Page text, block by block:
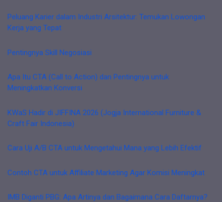
Peluang Karier dalam Industri Arsitektur: Temukan Lowongan
Kerja yang Tepat
Pentingnya Skill Negosiasi
Apa Itu CTA (Call to Action) dan Pentingnya untuk
Meningkatkan Konversi
KWaS Hadir di JIFFINA 2026 (Jogja International Furniture &
Craft Fair Indonesia)
Cara Uji A/B CTA untuk Mengetahui Mana yang Lebih Efektif
Contoh CTA untuk Affiliate Marketing Agar Komisi Meningkat
IMB Diganti PBG: Apa Artinya dan Bagaimana Cara Daftarnya?